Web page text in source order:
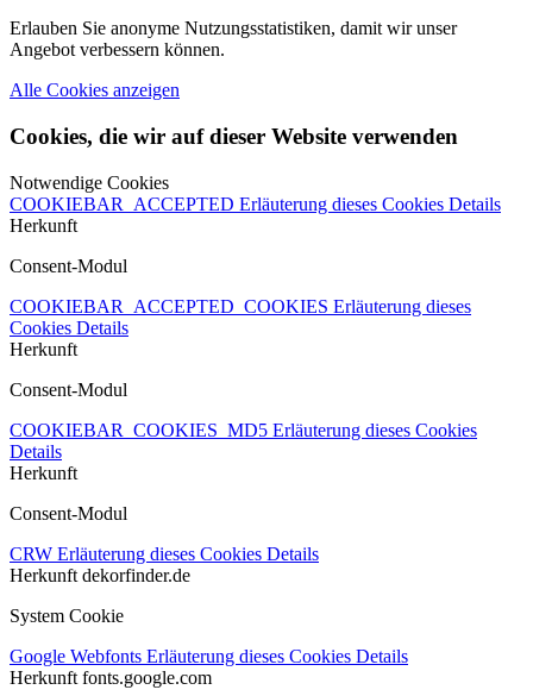
Erlauben Sie anonyme Nutzungsstatistiken, damit wir unser
Angebot verbessern können.
Alle Cookies anzeigen
Cookies, die wir auf dieser Website verwenden
Notwendige Cookies
COOKIEBAR_ACCEPTED Erläuterung dieses Cookies Details
Herkunft
Consent-Modul
COOKIEBAR_ACCEPTED_COOKIES Erläuterung dieses
Cookies Details
Herkunft
Consent-Modul
COOKIEBAR_COOKIES_MD5 Erläuterung dieses Cookies
Details
Herkunft
Consent-Modul
CRW Erläuterung dieses Cookies Details
Herkunft dekorfinder.de
System Cookie
Google Webfonts Erläuterung dieses Cookies Details
Herkunft fonts.google.com